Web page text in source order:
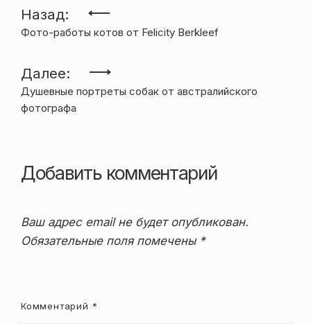
Навигация
по
записям
Назад:
Фото-работы котов от Felicity Berkleef
Далее:
Душевные портреты собак от австралийского
фотографа
Добавить комментарий
Ваш адрес email не будет опубликован.
Обязательные поля помечены *
Комментарий *